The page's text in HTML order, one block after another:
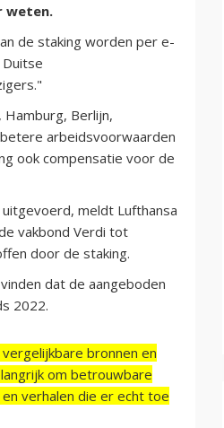
weten.
de staking worden per e-
Hamburg, Berlijn,
arbeidsvoorwaarden
ook compensatie voor de
meldt Lufthansa
vakbond Verdi tot
door de staking.
dat de aangeboden
2022.
bronnen en
om betrouwbare
verhalen die er echt toe